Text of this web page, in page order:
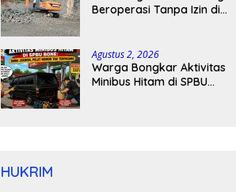
Beroperasi Tanpa Izin di
Tangan
Agustus 2, 2026
Warga Bongkar Aktivitas
Minibus Hitam di SPBU
HUKRIM